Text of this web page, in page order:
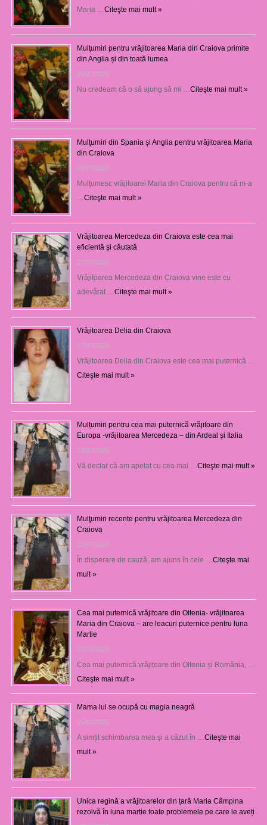
Maria … Citeşte mai mult »
Mulţumiri pentru vrăjitoarea Maria din Craiova primite
din Anglia și din toată lumea
29/07/2026
Nu credeam că o să ajung să mi … Citeşte mai mult »
Mulţumiri din Spania şi Anglia pentru vrăjitoarea Maria
din Craiova
28/07/2026
Mulţumesc vrăjitoarei Maria din Craiova pentru că m-a
Citeşte mai mult »
Vrăjitoarea Mercedeza din Craiova este cea mai
eficientă şi căutată
27/07/2026
Vrăjitoarea Mercedeza din Craiova vine este cu
adevărat … Citeşte mai mult »
Vrăjitoarea Delia din Craiova
27/07/2026
Vrăjitoarea Delia din Craiova este cea mai puternică …
Citeşte mai mult »
Mulțumiri pentru cea mai puternică vrăjitoare din
Europa -vrăjitoarea Mercedeza – din Ardeal și Italia
23/07/2026
Vă declar că am apelat cu cea mai … Citeşte mai mult »
Mulţumiri recente pentru vrăjitoarea Mercedeza din
Craiova
22/07/2026
În disperare de cauză, am ajuns în cele … Citeşte mai
mult »
Cea mai puternică vrăjitoare din Oltenia- vrăjitoarea
Maria din Craiova – are leacuri puternice pentru luna
Martie
25/03/2026
Cea mai puternică vrăjitoare din Oltenia și România, …
Citeşte mai mult »
Mama lui se ocupă cu magia neagră
05/12/2025
A simțit schimbarea mea şi a căzut în … Citeşte mai
mult »
Unica regină a vrăjitoarelor din țară Maria Câmpina
rezolvă în luna martie toate problemele pe care le aveți